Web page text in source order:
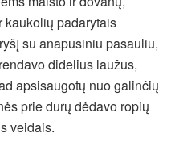
kaukolių padarytais
su anapusiniu pasauliu,
didelius laužus,
apsisaugotų nuo galinčių
prie durų dėdavo ropių
veidais.